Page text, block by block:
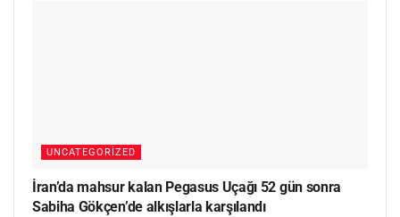
UNCATEGORIZED
İran’da mahsur kalan Pegasus Uçağı 52 gün sonra
Sabiha Gökçen’de alkışlarla karşılandı